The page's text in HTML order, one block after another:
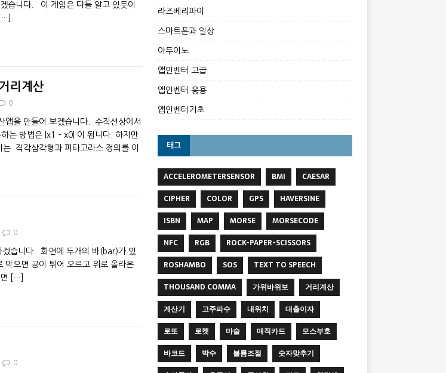
습니다. 이 게임은 다들 알고 있듯이
[…]
리계산
0
앱을 만들어 보겠습니다. 수직선상에서
는 방법은 |x1 – x0| 이 됩니다. 하지만
직각삼각형과 피타고라스 정의를 이
0
습니다. 화면에 두개의 바(bar)가 있
막으면 공이 튀어 오르고 위로 올라온
[…]
0
라즈베리파이
스마트폰과 일상
아두이노
앱인벤터 고급
앱인벤터 응용
앱인벤터기초
태그
ACCELEROMETERSENSOR BMI
CAESAR
CIPHER
COLOR GPS
HAVERSINE
ISBN
MAP MORSE
MORSECODE
NFC
RGB
ROCK-PAPER-SCISSORS
ROSHAMBO
SOS
TEXT TO SPEECH
THOUSAND COMMA
가위바위보
거리계산
계산기
고주파수 내위치
대출이자
로또
로켓 마술 매직카드
모스부호
바코드
박수 볼륨조절
숫자맞추기